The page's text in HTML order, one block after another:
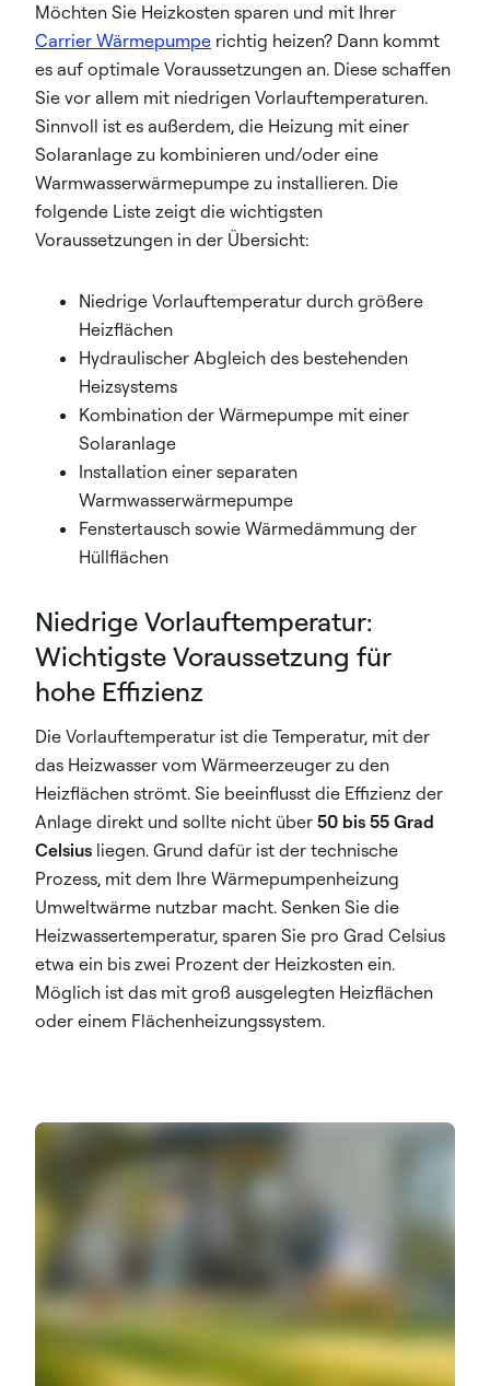
Möchten Sie Heizkosten sparen und mit Ihrer
Carrier Wärmepumpe richtig heizen? Dann kommt
es auf optimale Voraussetzungen an. Diese schaffen
Sie vor allem mit niedrigen Vorlauftemperaturen.
Sinnvoll ist es außerdem, die Heizung mit einer
Solaranlage zu kombinieren und/oder eine
Warmwasserwärmepumpe zu installieren. Die
folgende Liste zeigt die wichtigsten
Voraussetzungen in der Übersicht:
Niedrige Vorlauftemperatur durch größere
Heizflächen
Hydraulischer Abgleich des bestehenden
Heizsystems
Kombination der Wärmepumpe mit einer
Solaranlage
Installation einer separaten
Warmwasserwärmepumpe
Fenstertausch sowie Wärmedämmung der
Hüllflächen
Niedrige Vorlauftemperatur:
Wichtigste Voraussetzung für
hohe Effizienz
Die Vorlauftemperatur ist die Temperatur, mit der
das Heizwasser vom Wärmeerzeuger zu den
Heizflächen strömt. Sie beeinflusst die Effizienz der
Anlage direkt und sollte nicht über 50 bis 55 Grad
Celsius liegen. Grund dafür ist der technische
Prozess, mit dem Ihre Wärmepumpenheizung
Umweltwärme nutzbar macht. Senken Sie die
Heizwassertemperatur, sparen Sie pro Grad Celsius
etwa ein bis zwei Prozent der Heizkosten ein.
Möglich ist das mit groß ausgelegten Heizflächen
oder einem Flächenheizungssystem.